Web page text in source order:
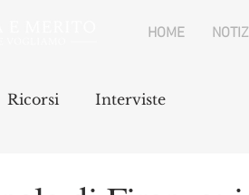
HOME
Ricorsi Interviste